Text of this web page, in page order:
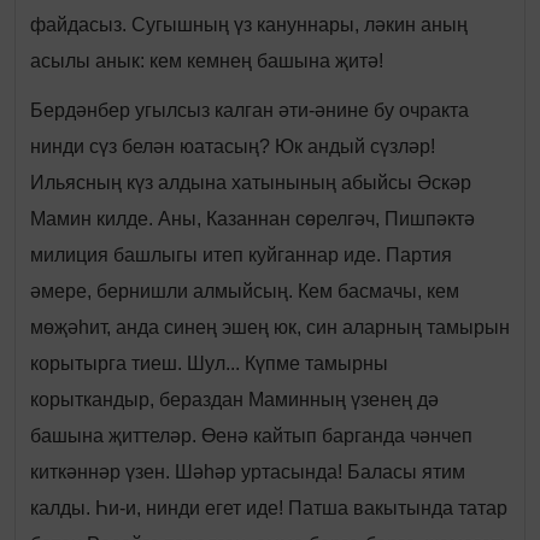
файдасыз. Сугышның үз кануннары, ләкин аның
асылы анык: кем кемнең башына җитә!
Бердәнбер угылсыз калган әти-әнине бу очракта
нинди сүз белән юатасың? Юк андый сүзләр!
Ильясның күз алдына хатынының абыйсы Әскәр
Мамин килде. Аны, Казаннан сөрелгәч, Пишпәктә
милиция башлыгы итеп куйганнар иде. Партия
әмере, бернишли алмыйсың. Кем басмачы, кем
мөҗәһит, анда синең эшең юк, син аларның тамырын
корытырга тиеш. Шул... Күпме тамырны
корыткандыр, бераздан Маминның үзенең дә
башына җиттеләр. Өенә кайтып барганда чәнчеп
киткәннәр үзен. Шәһәр уртасында! Баласы ятим
калды. Һи-и, нинди егет иде! Патша вакытында татар